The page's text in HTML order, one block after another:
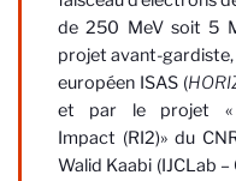
de 250 MeV soit 5
projet avant-
européen ISAS (
et par le projet «
Impact (RI2)» du
Walid Kaabi (IJCLab